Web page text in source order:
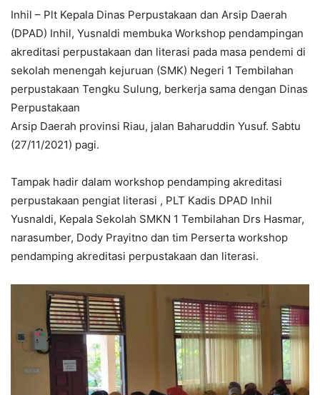
Inhil – Plt Kepala Dinas Perpustakaan dan Arsip Daerah
(DPAD) Inhil, Yusnaldi membuka Workshop pendampingan
akreditasi perpustakaan dan literasi pada masa pendemi di
sekolah menengah kejuruan (SMK) Negeri 1 Tembilahan
perpustakaan Tengku Sulung, berkerja sama dengan Dinas
Perpustakaan
Arsip Daerah provinsi Riau, jalan Baharuddin Yusuf. Sabtu
(27/11/2021) pagi.
Tampak hadir dalam workshop pendamping akreditasi
perpustakaan pengiat literasi , PLT Kadis DPAD Inhil
Yusnaldi, Kepala Sekolah SMKN 1 Tembilahan Drs Hasmar,
narasumber, Dody Prayitno dan tim Perserta workshop
pendamping akreditasi perpustakaan dan literasi.